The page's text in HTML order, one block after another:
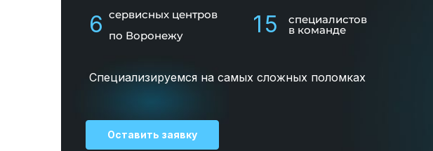
6 сервисных центров
по Воронежу
15 специалистов
в команде
Специализируемся на самых сложных поломках
Оставить заявку